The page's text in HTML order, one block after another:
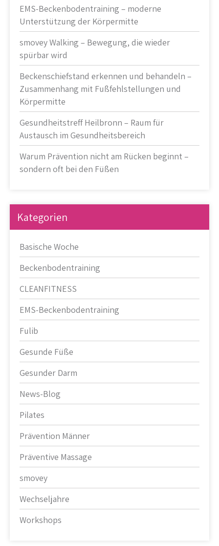
EMS-Beckenbodentraining – moderne
Unterstützung der Körpermitte
smovey Walking – Bewegung, die wieder
spürbar wird
Beckenschiefstand erkennen und behandeln –
Zusammenhang mit Fußfehlstellungen und
Körpermitte
Gesundheitstreff Heilbronn – Raum für
Austausch im Gesundheitsbereich
Warum Prävention nicht am Rücken beginnt –
sondern oft bei den Füßen
Kategorien
Basische Woche
Beckenbodentraining
CLEANFITNESS
EMS-Beckenbodentraining
Fulib
Gesunde Füße
Gesunder Darm
News-Blog
Pilates
Prävention Männer
Präventive Massage
smovey
Wechseljahre
Workshops